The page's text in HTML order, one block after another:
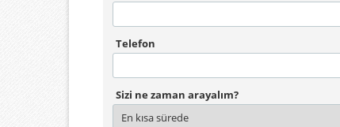
Telefon
Sizi ne zaman arayalım?